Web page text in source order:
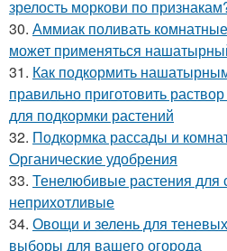
зрелость моркови по
30. Аммиак поливать
может применяться
31. Как подкормить
правильно приготовить
для подкормки растений
32. Подкормка рассады и
Органические удобрения
33. Тенелюбивые растения для
неприхотливые
34. Овощи и зелень для
выборы для вашего огорода